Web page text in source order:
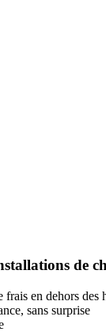
de
frais en dehors des
sans surprise